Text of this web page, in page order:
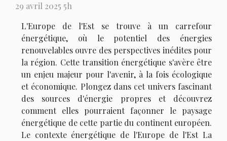
29 avril 2025 5h
L'Europe de l'Est se trouve à un carrefour
énergétique, où le potentiel des énergies
renouvelables ouvre des perspectives inédites pour
la région. Cette transition énergétique s'avère être
un enjeu majeur pour l'avenir, à la fois écologique
et économique. Plongez dans cet univers fascinant
des sources d'énergie propres et découvrez
comment elles pourraient façonner le paysage
énergétique de cette partie du continent européen.
Le contexte énergétique de l'Europe de l'Est La